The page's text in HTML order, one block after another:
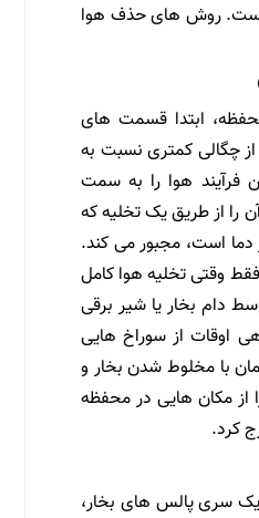
است. روش های حذف هوا
ابتدا قسمت های
از چگالی کمتری نسبت به
فرآیند هوا را به سمت
را از طریق یک تخلیه که
است، مجبور می کند.
وقتی تخلیه هوا کامل
دام بخار یا شیر برقی
اوقات از سوراخ هایی
با مخلوط شدن بخار و
از مکان هایی در محفظه
کرد.
یک سری پالس های بخار،